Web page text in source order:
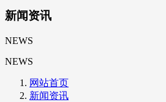
新闻资讯
NEWS
NEWS
网站首页
新闻资讯